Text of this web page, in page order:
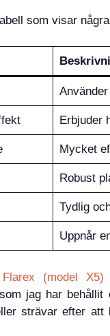
som visar
Erbjuder
Mycket
Robust
Tydlig
Uppnår
(model X5)
jag har
strävar efter